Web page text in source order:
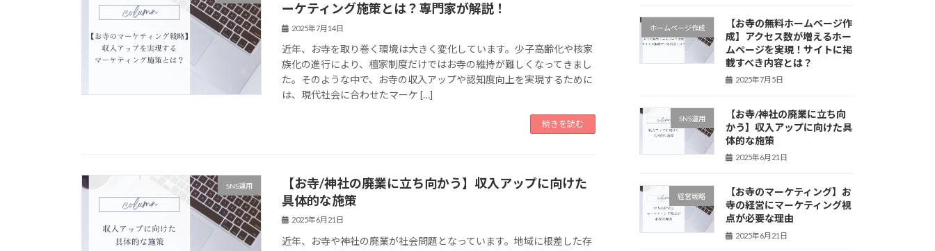
ーケティング施策とは？専門家が解説！
2025年7月14日
近年、お寺を取り巻く環境は大きく変化しています。少子高齢化や核家
族化の進行により、檀家制度だけではお寺の維持が難しくなってきまし
た。そのような中で、お寺の収入アップや認知度向上を実現するために
は、現代社会に合わせたマーケ […]
続きを読む
SNS運用
【お寺/神社の廃業に立ち向かう】収入アップに向けた
具体的な施策
2025年6月21日
近年、お寺や神社の廃業が社会問題となっています。地域に根差した存
ホームページ作成
【お寺の無料ホームページ作
成】アクセス数が増えるホー
ムページを実現！サイトに掲
載すべき内容とは？
2025年7月5日
SNS運用
【お寺/神社の廃業に立ち向
かう】収入アップに向けた具
体的な施策
2025年6月21日
経営戦略
【お寺のマーケティング】お
寺の経営にマーケティング視
点が必要な理由
2025年6月21日